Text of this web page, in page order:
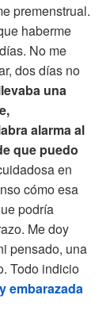
premenstrual.
haberme
No me
dos días no
una
alarma al
que puedo
en
cómo esa
podría
Me doy
pensado, una
Todo indicio
embarazada